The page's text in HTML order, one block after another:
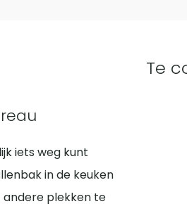
iets weg kunt
in de keuken
andere plekken te
Te